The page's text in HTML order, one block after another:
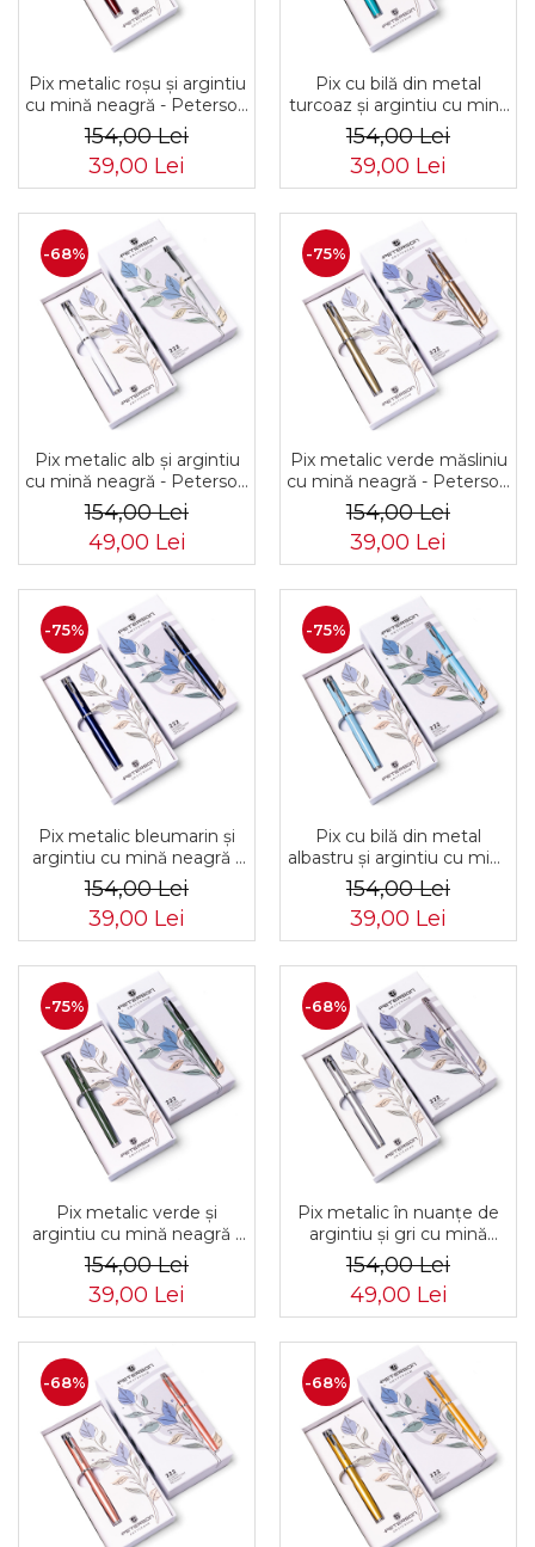
Pix metalic roșu și argintiu
cu mină neagră - Peterson
PTR-PTN 222-GB RED-
SILVE
154,00 Lei
39,00 Lei
Pix cu bilă din metal
turcoaz și argintiu cu mină
neagră - Peterson PTR-
PTN 222-GB TURQ-SILV
154,00 Lei
39,00 Lei
-68%
Pix metalic alb și argintiu
cu mină neagră - Peterson
PTR-PTN 222-GB WHITE-
SIL
154,00 Lei
49,00 Lei
-75%
Pix metalic verde măsliniu
cu mină neagră - Peterson
PTR-PTN 222-GB OLIVE-
SIL
154,00 Lei
39,00 Lei
-75%
Pix metalic bleumarin și
argintiu cu mină neagră -
Peterson PTR-PTN 222-
GB NAVY-SILV
154,00 Lei
39,00 Lei
-75%
Pix cu bilă din metal
albastru și argintiu cu mină
neagră - Peterson PTR-
PTN 222-GB L.BLUE-SI
154,00 Lei
39,00 Lei
-75%
Pix metalic verde și
argintiu cu mină neagră -
Peterson PTR-PTN 222-
GB GREEN-SIL
154,00 Lei
39,00 Lei
-68%
Pix metalic în nuanțe de
argintiu și gri cu mină
neagră - Peterson PTR-
PTN 222-GB PEARL-SIL
154,00 Lei
49,00 Lei
-68% -68%